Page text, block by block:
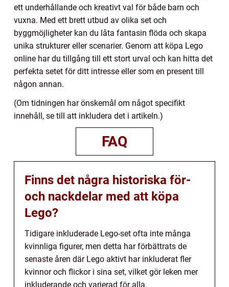
ett underhållande och kreativt val för både barn och
vuxna. Med ett brett utbud av olika set och
byggmöjligheter kan du låta fantasin flöda och skapa
unika strukturer eller scenarier. Genom att köpa Lego
online har du tillgång till ett stort urval och kan hitta det
perfekta setet för ditt intresse eller som en present till
någon annan.
(Om tidningen har önskemål om något specifikt
innehåll, se till att inkludera det i artikeln.)
FAQ
Finns det några historiska för-
och nackdelar med att köpa
Lego?
Tidigare inkluderade Lego-set ofta inte många
kvinnliga figurer, men detta har förbättrats de
senaste åren där Lego aktivt har inkluderat fler
kvinnor och flickor i sina set, vilket gör leken mer
inkluderande och varierad för alla.